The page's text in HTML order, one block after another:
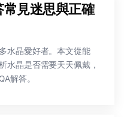
見迷思與正確
水晶愛好者。本文從能
水晶是否需要天天佩戴，
解答。